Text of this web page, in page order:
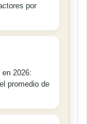
por
2026:
promedio de